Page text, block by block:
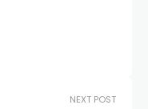
NEXT POST